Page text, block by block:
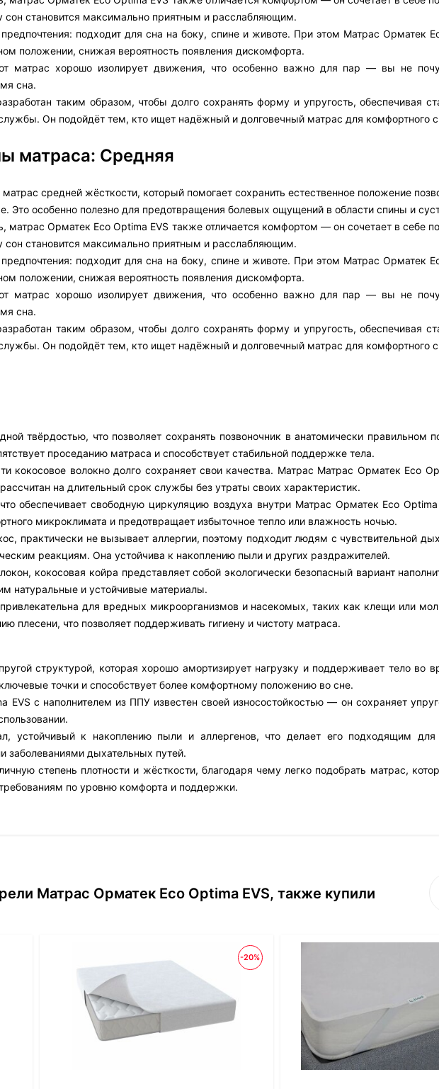
сон становится максимально приятным и расслабляющим.
подходит для сна на боку, спине и животе. При этом Матрас Орматек
положении, снижая вероятность появления дискомфорта.
матрас хорошо изолирует движения, что особенно важно для пар — вы не
сна.
таким образом, чтобы долго сохранять форму и упругость, обеспечивая
Он подойдёт тем, кто ищет надёжный и долговечный матрас для комфортного
матраса: Средняя
средней жёсткости, который помогает сохранить естественное положение
Это особенно полезно для предотвращения болевых ощущений в области спины и
матрас Орматек Eco Optima EVS также отличается комфортом — он сочетает в себе
сон становится максимально приятным и расслабляющим.
подходит для сна на боку, спине и животе. При этом Матрас Орматек
положении, снижая вероятность появления дискомфорта.
матрас хорошо изолирует движения, что особенно важно для пар — вы не
сна.
таким образом, чтобы долго сохранять форму и упругость, обеспечивая
Он подойдёт тем, кто ищет надёжный и долговечный матрас для комфортного
твёрдостью, что позволяет сохранять позвоночник в анатомически правильном
проседанию матраса и способствует стабильной поддержке тела.
кокосовое волокно долго сохраняет свои качества. Матрас Матрас Орматек Eco
на длительный срок службы без утраты своих характеристик.
обеспечивает свободную циркуляцию воздуха внутри Матрас Орматек Eco
микроклимата и предотвращает избыточное тепло или влажность ночью.
практически не вызывает аллергии, поэтому подходит людям с чувствительной
реакциям. Она устойчива к накоплению пыли и других раздражителей.
кокосовая койра представляет собой экологически безопасный вариант
натуральные и устойчивые материалы.
для вредных микроорганизмов и насекомых, таких как клещи или
плесени, что позволяет поддерживать гигиену и чистоту матраса.
структурой, которая хорошо амортизирует нагрузку и поддерживает тело во
точки и способствует более комфортному положению во сне.
EVS с наполнителем из ППУ известен своей износостойкостью — он сохраняет
устойчивый к накоплению пыли и аллергенов, что делает его подходящим
заболеваниями дыхательных путей.
степень плотности и жёсткости, благодаря чему легко подобрать матрас,
по уровню комфорта и поддержки.
Матрас Орматек Eco Optima EVS, также купили
-20%